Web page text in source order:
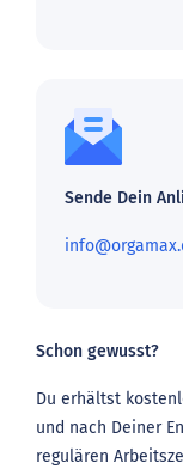
Sende Dein
Schon gewusst?
Du erhältst
und nach Deiner
regulären